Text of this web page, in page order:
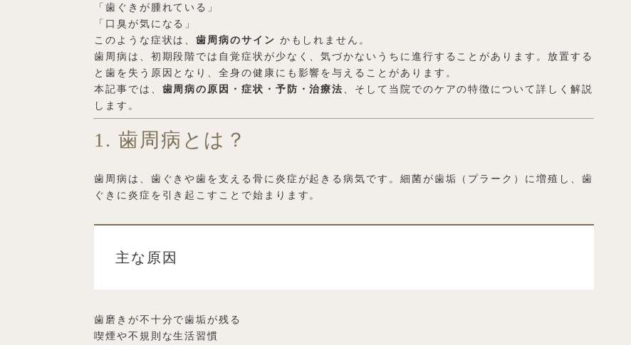
「歯ぐきが腫れている」
「口臭が気になる」
このような症状は、歯周病のサイン かもしれません。
歯周病は、初期段階では自覚症状が少なく、気づかないうちに進行することがあります。放置する
と歯を失う原因となり、全身の健康にも影響を与えることがあります。
本記事では、 歯周病の原因・症状・予防・治療法
、そして当院でのケアの特徴について詳しく解説
します。
1. 歯周病とは？
歯周病は、歯ぐきや歯を支える骨に炎症が起きる病気です。細菌が歯垢（プラーク）に増殖し、歯
ぐきに炎症を引き起こすことで始まります。
主な原因
歯磨きが不十分で歯垢が残る
喫煙や不規則な生活習慣